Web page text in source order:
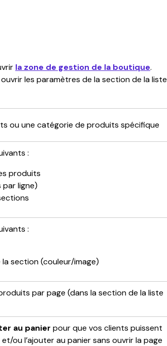
la zone de gestion de la boutique.
les paramètres de la section de la liste
ou une catégorie de produits spécifique
:
produits
ligne)
:
section (couleur/image)
par page (dans la section de la liste
au panier pour que vos clients puissent
ou l’ajouter au panier sans ouvrir la page